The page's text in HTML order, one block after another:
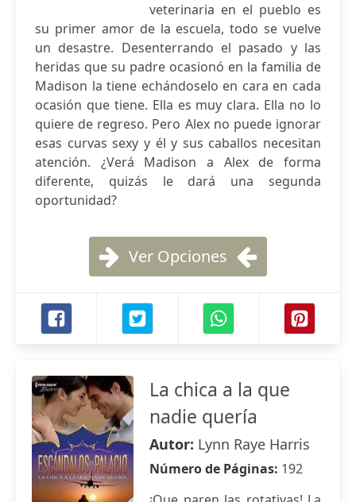
veterinaria en el pueblo es
su primer amor de la escuela, todo se vuelve
un desastre. Desenterrando el pasado y las
heridas que su padre ocasionó en la familia de
Madison la tiene echándoselo en cara en cada
ocasión que tiene. Ella es muy clara. Ella no lo
quiere de regreso. Pero Alex no puede ignorar
esas curvas sexy y él y sus caballos necesitan
atención. ¿Verá Madison a Alex de forma
diferente, quizás le dará una segunda
oportunidad?
Ver Opciones
La chica a la que
nadie quería
Autor: Lynn Raye Harris
Número de Páginas: 192